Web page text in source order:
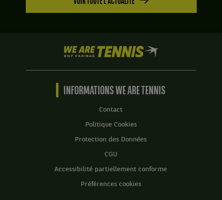
We
are
Tennis
BNP
Accueil
INFORMATIONS WE ARE TENNIS
Contact
Politique Cookies
Protection des Données
CGU
Accessibilité partiellement conforme
Préférences cookies